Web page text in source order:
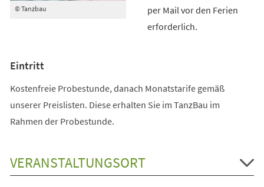
© Tanzbau
per Mail vor den Ferien
erforderlich.
Eintritt
Kostenfreie Probestunde, danach Monatstarife gemäß
unserer Preislisten. Diese erhalten Sie im TanzBau im
Rahmen der Probestunde.
VERANSTALTUNGSORT